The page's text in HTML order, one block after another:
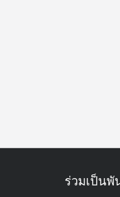
ร่วมเป็นพั